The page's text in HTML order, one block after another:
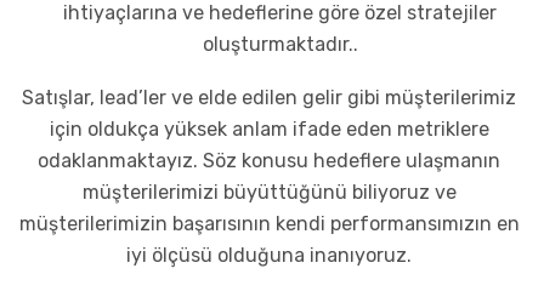
ihtiyaçlarına ve hedeflerine göre özel stratejiler
oluşturmaktadır..
Satışlar, lead’ler ve elde edilen gelir gibi müşterilerimiz
için oldukça yüksek anlam ifade eden metriklere
odaklanmaktayız. Söz konusu hedeflere ulaşmanın
müşterilerimizi büyüttüğünü biliyoruz ve
müşterilerimizin başarısının kendi performansımızın en
iyi ölçüsü olduğuna inanıyoruz.